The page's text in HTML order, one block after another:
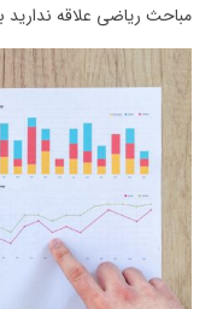
مباحث ریاضی علاقه ندارید